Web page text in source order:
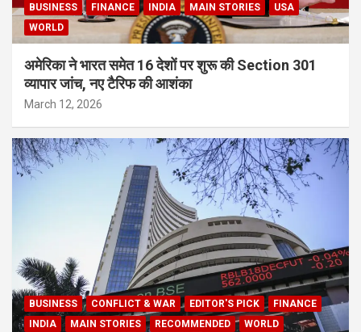
BUSINESS FINANCE INDIA MAIN STORIES
USA
WORLD
अमेरिका ने भारत समेत 16 देशों पर शुरू की Section 301
व्यापार जांच, नए टैरिफ की आशंका
March 12, 2026
BUSINESS CONFLICT & WAR EDITOR'S PICK
FINANCE
INDIA
MAIN STORIES RECOMMENDED WORLD